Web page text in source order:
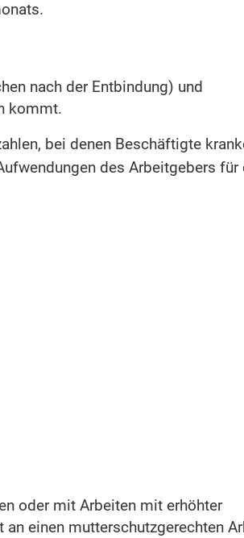
nach der Entbindung) und
kommt.
bei denen Beschäftigte
des Arbeitgebers für
oder mit Arbeiten mit erhöhter
einen mutterschutzgerechten